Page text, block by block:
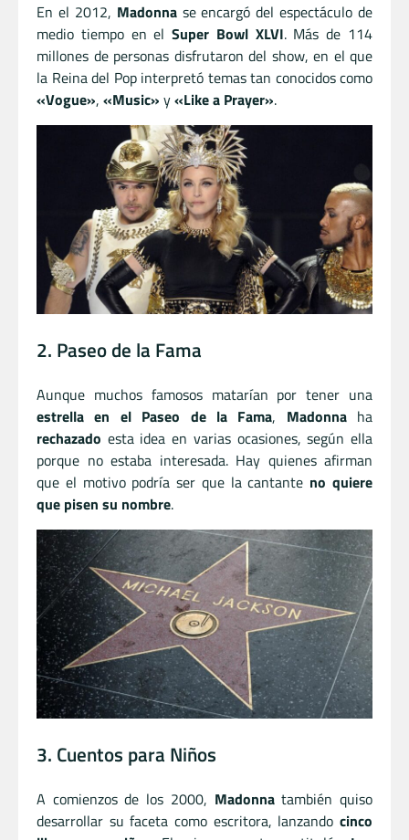
En el 2012, Madonnase encargó del espectáculo de
medio tiempo en elSuper Bowl XLVI. Más de 114
millones de personas disfrutaron del show, en el que
la Reina del Pop interpretó temas tan conocidos como
«Vogue», «Music» y«Like a Prayer».
2. Paseo de la Fama
Aunque muchos famosos matarían por tener una
estrella en el Paseo de la Fama, Madonnaha
rechazado esta idea en varias ocasiones, según ella
porque no estaba interesada. Hay quienes afirman
que el motivo podría ser que la cantante no quiere
que pisen su nombre.
3. Cuentos para Niños
A comienzos de los 2000, Madonnatambién quiso
desarrollar su faceta como escritora, lanzando cinco